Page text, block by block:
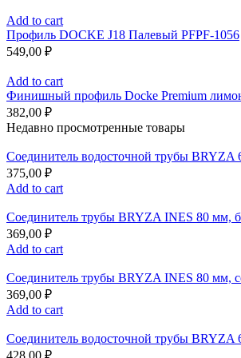
Add to cart
Профиль DOCKE J18 Палевый PFPF-1056
549,00 ₽
Add to cart
Финишный профиль Docke Premium
382,00 ₽
Недавно просмотренные товары
Соединитель водосточной трубы BRYZA
375,00 ₽
Add to cart
Соединитель трубы BRYZA INES 80 мм,
369,00 ₽
Add to cart
Соединитель трубы BRYZA INES 80 мм,
369,00 ₽
Add to cart
Соединитель водосточной трубы